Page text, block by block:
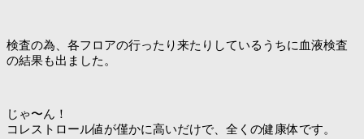
検査の為、各フロアの行ったり来たりしているうちに血液検査
の結果も出ました。
じゃ〜ん！
コレストロール値が僅かに高いだけで、全くの健康体です。